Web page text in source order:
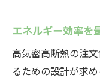
エネルギー効率を
高気密高断熱の注
るための設計が求